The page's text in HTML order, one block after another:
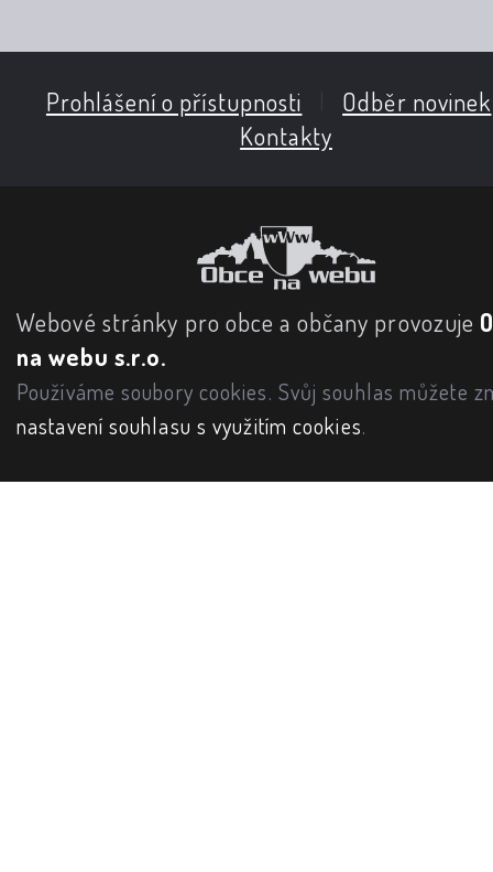
Prohlášení o přístupnosti Odběr novinek
Kontakty
Webové stránky pro obce a občany provozuje
na webu s.r.o.
Používáme soubory cookies. Svůj souhlas můžete
nastavení souhlasu s využitím cookies.